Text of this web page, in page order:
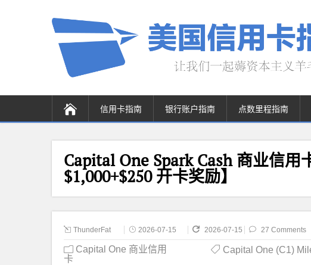
信用卡指南 银行账户指南 点数里程指南
Capital One Spark Cash 商业信用
$1,000+$250 开卡奖励】
ThunderFat 2026-07-15 2026-07-15 27 Comments
Capital One 商业信用
卡
Capital One (C1)